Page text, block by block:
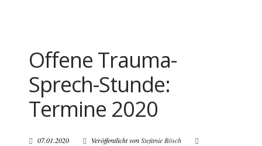
Offene Trauma-
Sprech-Stunde:
Termine 2020
07.01.2020 Veröffentlicht vonStefanie Rösch